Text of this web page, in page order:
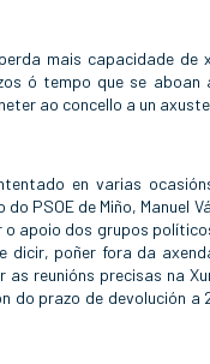
mais capacidade de
ó tempo que se aboan
ao concello a un
en varias
PSOE de Miño, Manuel
apoio dos grupos
dicir, poñer fora da
reunións precisas na
do prazo de devolución a